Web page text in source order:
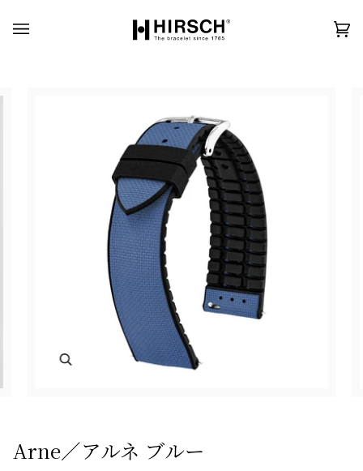
content
カ(0)
Arne／アルネ ブルー